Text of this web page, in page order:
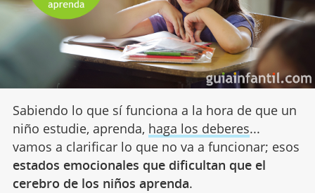
Sabiendo lo que sí funciona a la hora de que un
niño estudie, aprenda, haga los deberes...
vamos a clarificar lo que no va a funcionar; esos
estados emocionales que dificultan que el
cerebro de los niños aprenda.